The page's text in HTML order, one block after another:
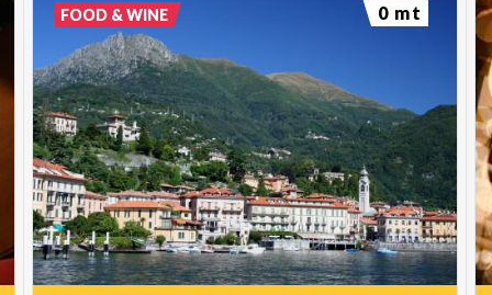
FOOD & WINE 0 mt